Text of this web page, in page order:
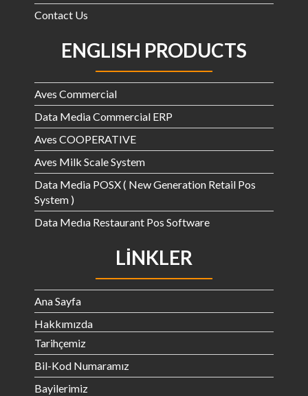
Contact Us
ENGLISH PRODUCTS
Aves Commercial
Data Media Commercial ERP
Aves COOPERATIVE
Aves Milk Scale System
Data Media POSX ( New Generation Retail Pos
System )
Data Medıa Restaurant Pos Software
LINKLER
Ana Sayfa
Hakkımızda
Tarihçemiz
Bil-Kod Numaramız
Bayilerimiz